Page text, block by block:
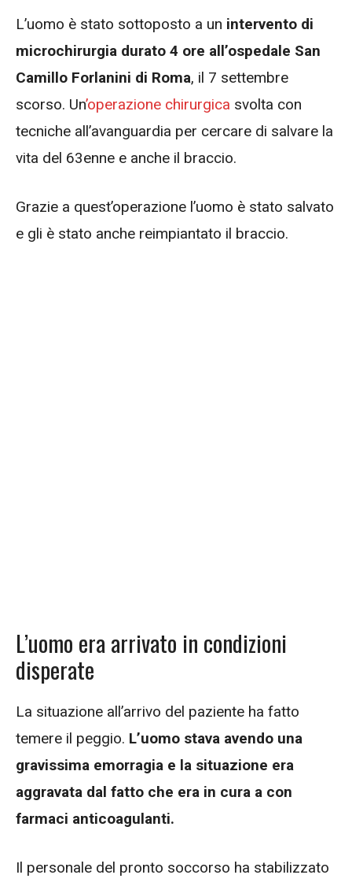
L’uomo è stato sottoposto a un intervento di
microchirurgia durato 4 ore all’ospedale San
Camillo Forlanini di Roma, il 7 settembre
scorso. Un’operazione chirurgica svolta con
tecniche all’avanguardia per cercare di salvare la
vita del 63enne e anche il braccio.
Grazie a quest’operazione l’uomo è stato salvato
e gli è stato anche reimpiantato il braccio.
L’uomo era arrivato in condizioni
disperate
La situazione all’arrivo del paziente ha fatto
temere il peggio. L’uomo stava avendo una
gravissima emorragia e la situazione era
aggravata dal fatto che era in cura a con
farmaci anticoagulanti.
Il personale del pronto soccorso ha stabilizzato